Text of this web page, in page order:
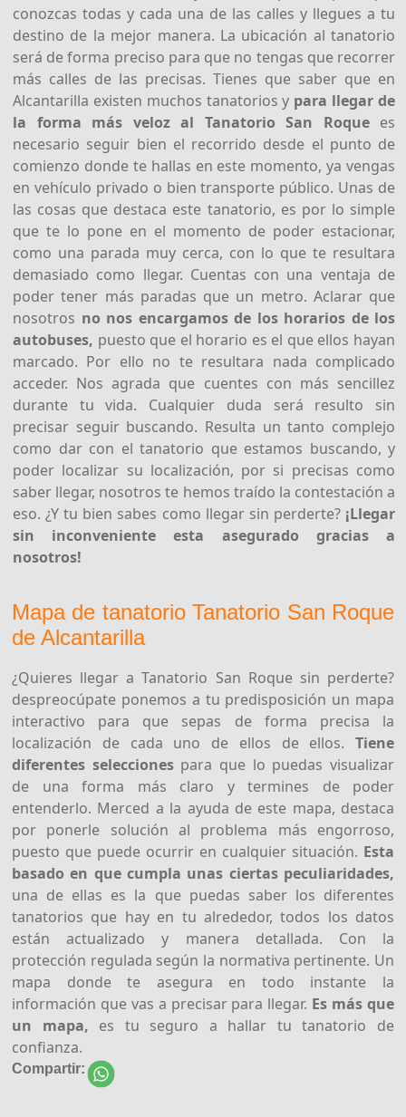
conozcas todas y cada una de las calles y llegues a tu
destino de la mejor manera. La ubicación al tanatorio
será de forma preciso para que no tengas que recorrer
más calles de las precisas. Tienes que saber que en
Alcantarilla existen muchos tanatorios y para llegar de
la forma más veloz al Tanatorio San Roquees
necesario seguir bien el recorrido desde el punto de
comienzo donde te hallas en este momento, ya vengas
en vehículo privado o bien transporte público. Unas de
las cosas que destaca este tanatorio, es por lo simple
que te lo pone en el momento de poder estacionar,
como una parada muy cerca, con lo que te resultara
demasiado como llegar. Cuentas con una ventaja de
poder tener más paradas que un metro. Aclarar que
nosotros no nos encargamos de los horarios de los
autobuses, puesto que el horario es el que ellos hayan
marcado. Por ello no te resultara nada complicado
acceder. Nos agrada que cuentes con más sencillez
durante tu vida. Cualquier duda será resulto sin
precisar seguir buscando. Resulta un tanto complejo
como dar con el tanatorio que estamos buscando, y
poder localizar su localización, por si precisas como
saber llegar, nosotros te hemos traído la contestación a
eso. ¿Y tu bien sabes como llegar sin perderte? ¡Llegar
sin inconveniente esta asegurado gracias a
nosotros!
Mapa de tanatorio Tanatorio San Roque
de Alcantarilla
¿Quieres llegar a Tanatorio San Roque sin perderte?
despreocúpate ponemos a tu predisposición un mapa
interactivo para que sepas de forma precisa la
localización de cada uno de ellos de ellos. Tiene
diferentes seleccionespara que lo puedas visualizar
de una forma más claro y termines de poder
entenderlo. Merced a la ayuda de este mapa, destaca
por ponerle solución al problema más engorroso,
puesto que puede ocurrir en cualquier situación. Esta
basado en que cumpla unas ciertas peculiaridades,
una de ellas es la que puedas saber los diferentes
tanatorios que hay en tu alrededor, todos los datos
están actualizado y manera detallada. Con la
protección regulada según la normativa pertinente. Un
mapa donde te asegura en todo instante la
información que vas a precisar para llegar. Es más que
un mapa, es tu seguro a hallar tu tanatorio de
confianza.
Compartir: